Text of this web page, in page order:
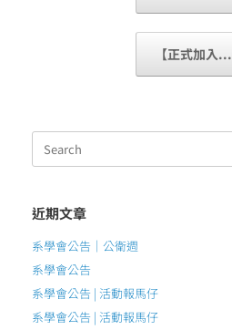
【正式加入...
Search
for:
近期文章
系學會公告｜公衛週
系學會公告
系學會公告 | 活動報馬仔
系學會公告 | 活動報馬仔